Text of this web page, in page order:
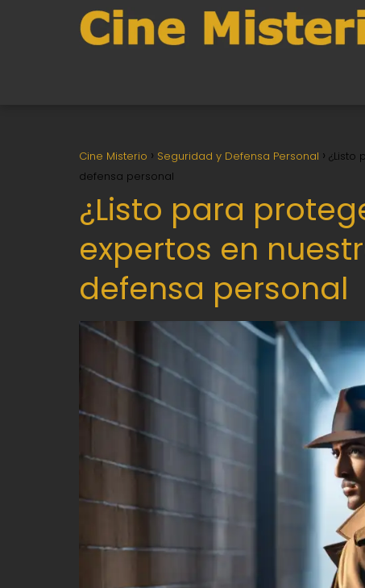
Cine Misterio Seguridad y Defensa Personal
¿Listo
defensa personal
¿Listo para
expertos en
defensa personal